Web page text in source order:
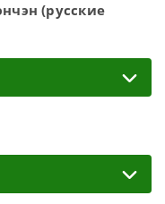
(русские